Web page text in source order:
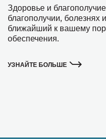
Здоровье и
благополучии, болезнях
ближайший к вашему
обеспечения.
УЗНАЙТЕ БОЛЬШЕ